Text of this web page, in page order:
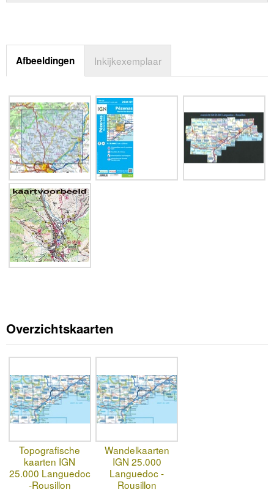
Afbeeldingen Inkijkexemplaar
Overzichtskaarten
Topografische
kaarten IGN
25.000 Languedoc
-Rousillon
Wandelkaarten
IGN 25.000
Languedoc -
Rousillon